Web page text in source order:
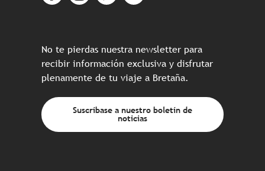
No te pierdas nuestra newsletter para
recibir información exclusiva y disfrutar
plenamente de tu viaje a Bretaña.
Suscríbase a nuestro boletín de
noticias